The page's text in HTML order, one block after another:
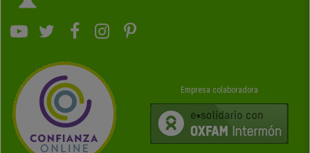
Empresa colaboradora